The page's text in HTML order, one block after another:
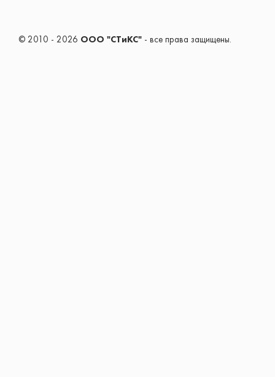
© 2010 - 2026 ООО "СТиКС" - все права защищены.